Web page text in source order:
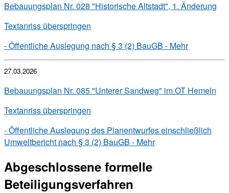
Bebauungsplan Nr. 028 "Historische Altstadt", 1. Änderung
Textanriss überspringen
- Öffentliche Auslegung nach § 3 (2) BauGB - Mehr
27.03.2026
Bebauungsplan Nr. 085 "Unterer Sandweg" im OT Hemeln
Textanriss überspringen
- Öffentliche Auslegung des Planentwurfes einschließlich
Umweltbericht nach § 3 (2) BauGB - Mehr
Abgeschlossene formelle
Beteiligungsverfahren